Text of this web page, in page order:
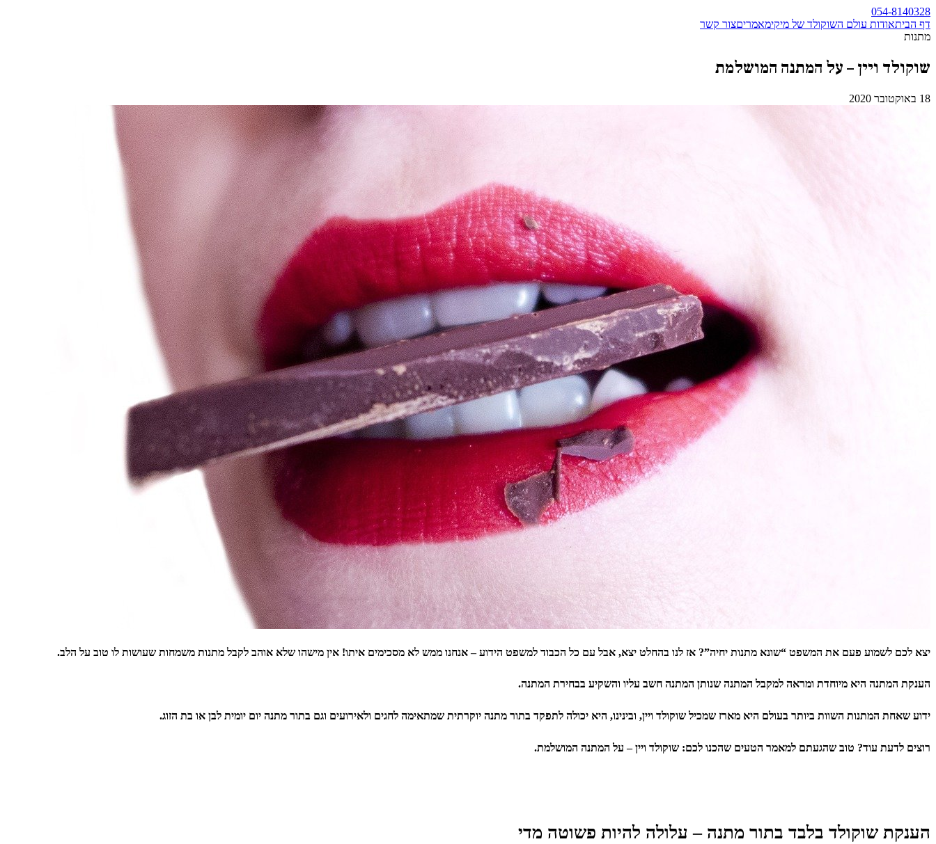
054-8140328
דף הביתאודות עולם השוקולד של מיקימאמריםצור קשר
מתנות
שוקולד ויין – על המתנה המושלמת
18 באוקטובר 2020
יצא לכם לשמוע פעם את המשפט “שונא מתנות יחיה”? אז לנו בהחלט יצא, אבל עם כל הכבוד למשפט הידוע – אנחנו ממש לא מסכימים איתו! אין מישהו שלא אוהב לקבל מתנות משמחות שעושות לו טוב על הלב.
הענקת המתנה היא מיוחדת ומראה למקבל המתנה שנותן המתנה חשב עליו והשקיע בבחירת המתנה.
ידוע שאחת המתנות השוות ביותר בעולם היא מארז שמכיל שוקולד ויין, ובינינו, היא יכולה לתפקד בתור מתנה יוקרתית שמתאימה לחגים ולאירועים וגם בתור מתנה יום יומית לבן או בת הזוג.
רוצים לדעת עוד? טוב שהגעתם למאמר הטעים שהכנו לכם: שוקולד ויין – על המתנה המושלמת.
הענקת שוקולד בלבד בתור מתנה – עלולה להיות פשוטה מדי